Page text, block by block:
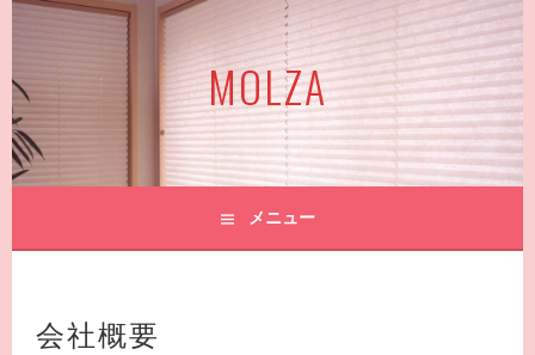
ン
ツ
へ
ス
ッ
MOLZA
メニュー
会社概要